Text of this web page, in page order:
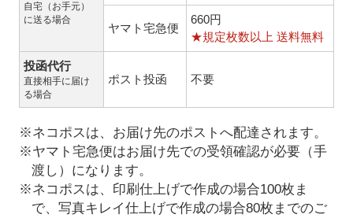
自宅（お手元）
に送る場合
ヤマト宅急便
660円
★規定枚数以上 送料無料
投函代行
直接相手に届け
る場合
ポスト投函 不要
※ネコポスは、お届け先のポストへ配達されます。
※ヤマト宅急便はお届け先での受領確認が必要（手
渡し）になります。
※ネコポスは、印刷仕上げで作成の場合100枚ま
で、写真キレイ仕上げで作成の場合80枚までのご